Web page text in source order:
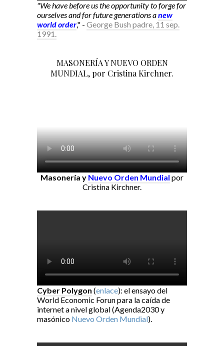
"We have before us the opportunity to forge for
ourselves and for future generations anew
world order," - George Bush padre, 11 sep.
1991.
MASONERÍA Y NUEVO ORDEN
MUNDIAL, por Cristina Kirchner.
Masonería y Nuevo Orden Mundial por
Cristina Kirchner.
Cyber Polygon (enlace): el ensayo del
World Economic Forun para la caída de
internet a nivel global (Agenda2030 y
masónico Nuevo Orden Mundial).